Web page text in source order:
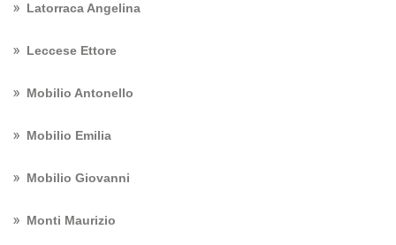
Latorraca Angelina
Leccese Ettore
Mobilio Antonello
Mobilio Emilia
Mobilio Giovanni
Monti Maurizio